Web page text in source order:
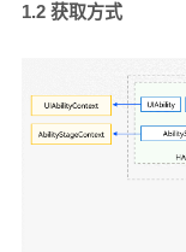
1.2 获取方式